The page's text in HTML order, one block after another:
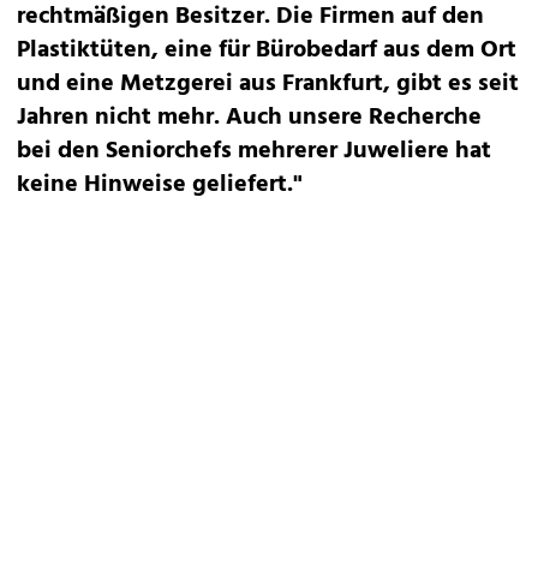
rechtmäßigen Besitzer. Die Firmen auf den
Plastiktüten, eine für Bürobedarf aus dem Ort
und eine Metzgerei aus Frankfurt, gibt es seit
Jahren nicht mehr. Auch unsere Recherche
bei den Seniorchefs mehrerer Juweliere hat
keine Hinweise geliefert."